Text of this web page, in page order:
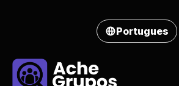
Portugues